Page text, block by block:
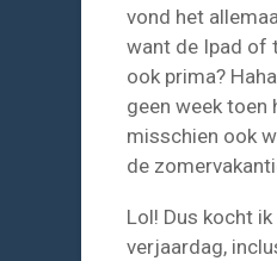
vond het
want de Ipad of
ook prima?
geen week toen
misschien ook
de
Lol! Dus kocht
verjaardag,